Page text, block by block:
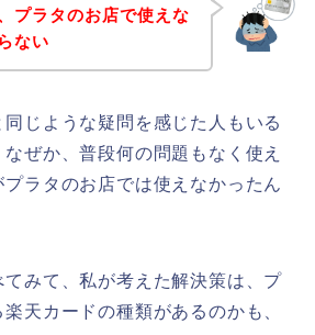
プラタのお店で使えな
ない
じような疑問を感じた人もいる
ぜか、普段何の問題もなく使え
ラタのお店では使えなかったん
みて、私が考えた解決策は、プ
天カードの種類があるのかも、